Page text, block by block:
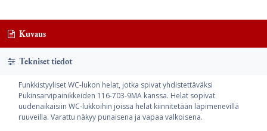
Kuvaus
Tekniset tiedot
Funkkistyyliset WC-lukon helat, jotka spivat yhdistettäväksi
Pukinsarvipainikkeiden 116-703-9MA kanssa. Helat sopivat
uudenaikaisiin WC-lukkoihin joissa helat kiinnitetään läpimenevillä
ruuveilla. Varattu näkyy punaisena ja vapaa valkoisena.